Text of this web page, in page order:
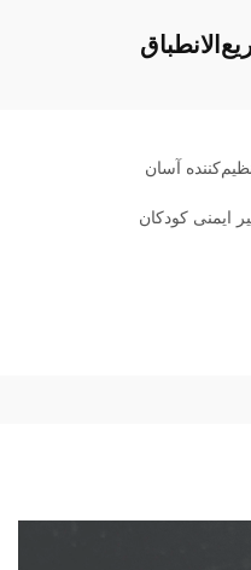
آسان
ایمنی کودکان